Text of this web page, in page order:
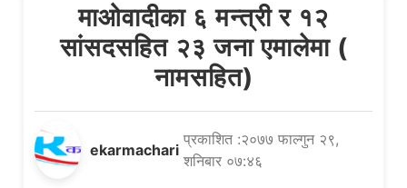
माओवादीका ६ मन्त्री र १२
सांसदसहित २३ जना एमालेमा (
नामसहित)
ekarmachari
प्रकाशित :२०७७ फाल्गुन २९,
शनिबार ०७:४६